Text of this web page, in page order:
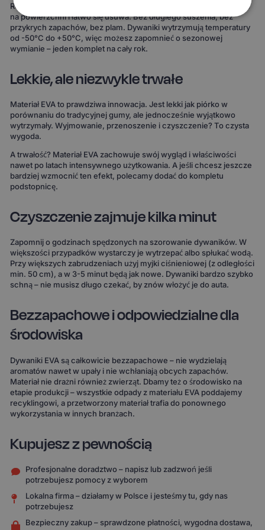
Rozlana kawa, błoto po deszczu, śnieg z butów – wszystko zostaje
na powierzchni i łatwo się usuwa. Bez długiego suszenia, bez
przykrych zapachów, bez plam. Dywaniki wytrzymują temperatury
od -50°C do +50°C, więc możesz zapomnieć o sezonowej
wymianie – jeden komplet na cały rok.
Lekkie, ale niezwykle trwałe
Materiał EVA to prawdziwa innowacja. Jest lekki jak piórko w
porównaniu do tradycyjnej gumy, ale jednocześnie wyjątkowo
wytrzymały. Wyjmowanie, przenoszenie i czyszczenie? To czysta
wygoda.
A trwałość? Materiał EVA zachowuje swój wygląd i właściwości
nawet po latach intensywnego użytkowania. A jeśli chcesz jeszcze
bardziej wzmocnić ten efekt, polecamy dodać do kompletu
podstopnicę.
Czyszczenie zajmuje kilka minut
Zapomnij o godzinach spędzonych na szorowanie dywaników. W
większości przypadków wystarczy je wytrzepać albo spłukać wodą.
Przy większych zabrudzeniach użyj myjki ciśnieniowej (z odległości
min. 50 cm), a w 3-5 minut będą jak nowe. Dywaniki bardzo szybko
schną – nie musisz długo czekać, by znów włożyć je do auta.
Bezzapachowe i odpowiedzialne dla
środowiska
Dywaniki EVA są całkowicie bezzapachowe – nie wydzielają
aromatów nawet w upały i nie wchłaniają obcych zapachów.
Materiał nie drażni również zwierząt. Dbamy też o środowisko na
etapie produkcji – wszystkie odpady z materiału EVA poddajemy
recyklingowi, a przetworzony materiał trafia do ponownego
wykorzystania w innych branżach.
Kupujesz z pewnością
Profesjonalne doradztwo – napisz lub zadzwoń jeśli
potrzebujesz pomocy z wyborem
Lokalna firma – działamy w Polsce i jesteśmy tu, gdy nas
potrzebujesz
Bezpieczny zakup – sprawdzone płatności, wygodna dostawa,